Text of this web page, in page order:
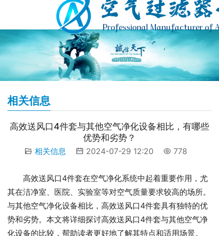
相关信息
高效送风口4件套与其他空气净化设备相比，有哪些
优势和劣势？
相关信息 2024-07-29 12:20 778
高效送风口4件套在空气净化系统中起着重要作用，尤
其在洁净室、医院、实验室等对空气质量要求较高的场所。
与其他空气净化设备相比，高效送风口4件套具有独特的优
势和劣势。本文将详细探讨高效送风口4件套与其他空气净
化设备的比较，帮助读者更好地了解其特点和适用场景。